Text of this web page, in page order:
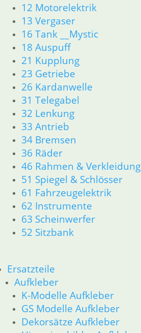
12 Motorelektrik
13 Vergaser
16 Tank __Mystic
18 Auspuff
21 Kupplung
23 Getriebe
26 Kardanwelle
31 Telegabel
32 Lenkung
33 Antrieb
34 Bremsen
36 Räder
46 Rahmen & Verkleidung
51 Spiegel & Schlösser
61 Fahrzeugelektrik
62 Instrumente
63 Scheinwerfer
52 Sitzbank
Ersatzteile
Aufkleber
K-Modelle Aufkleber
GS Modelle Aufkleber
Dekorsätze Aufkleber
52 Sitzbank
61 Fahrzeugelektrik
62 Instrumente
63 Scheinwerfer
R80R bis R100R und Mystic
11 Motor
Dichtungen
Kolben/Kolbenringe
Zylinderkopf
12 Motorelektrik
13 Vergaser
16 Tank __Mystic
18 Auspuff
21 Kupplung
23 Getriebe
26 Kardanwelle
31 Telegabel
32 Lenkung
33 Antrieb
34 Bremsen
51 Spiegel & Schlösser
61 Fahrzeugelektrik
62 Instrumente
63 Scheinwerfer
52 Sitzbank
Ersatzteile